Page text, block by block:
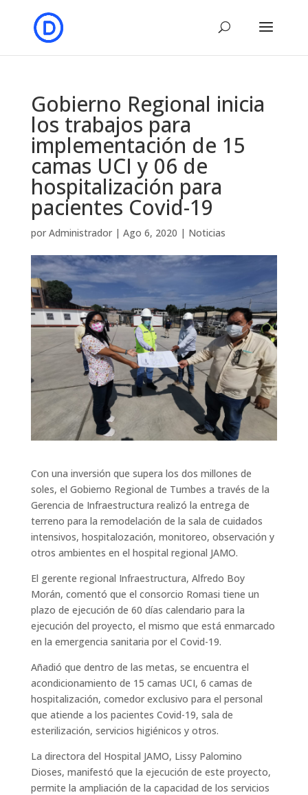
Gobierno Regional inicia
los trabajos para
implementación de 15
camas UCI y 06 de
hospitalización para
pacientes Covid-19
por Administrador| Ago 6, 2020 | Noticias
Con una inversión que supera los dos millones de
soles, el Gobierno Regional de Tumbes a través de la
Gerencia de Infraestructura realizó la entrega de
terreno para la remodelación de la sala de cuidados
intensivos, hospitalozación, monitoreo, observación y
otros ambientes en el hospital regional JAMO.
El gerente regional Infraestructura, Alfredo Boy
Morán, comentó que el consorcio Romasi tiene un
plazo de ejecución de 60 días calendario para la
ejecución del proyecto, el mismo que está enmarcado
en la emergencia sanitaria por el Covid-19.
Añadió que dentro de las metas, se encuentra el
acondicionamiento de 15 camas UCI, 6 camas de
hospitalización, comedor exclusivo para el personal
que atiende a los pacientes Covid-19, sala de
esterilización, servicios higiénicos y otros.
La directora del Hospital JAMO, Lissy Palomino
Dioses, manifestó que la ejecución de este proyecto,
permite la ampliación de la capacidad de los servicios